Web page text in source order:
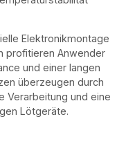
Elektronikmontage
profitieren Anwender
und einer langen
überzeugen durch
Verarbeitung und eine
Lötgeräte.